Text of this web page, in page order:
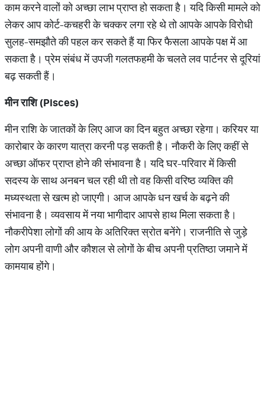
काम करने वालों को अच्छा लाभ प्राप्त हो सकता है। यदि किसी मामले को
लेकर आप कोर्ट-कचहरी के चक्कर लगा रहे थे तो आपके आपके विरोधी
सुलह-समझौते की पहल कर सकते हैं या फिर फैसला आपके पक्ष में आ
सकता है। प्रेम संबंध में उपजी गलतफहमी के चलते लव पार्टनर से दूरियां
बढ़ सकती हैं।
मीन राशि (Pisces)
मीन राशि के जातकों के लिए आज का दिन बहुत अच्छा रहेगा। करियर या
कारोबार के कारण यात्रा करनी पड़ सकती है। नौकरी के लिए कहीं से
अच्छा ऑफर प्राप्त होने की संभावना है। यदि घर-परिवार में किसी
सदस्य के साथ अनबन चल रही थी तो वह किसी वरिष्ठ व्यक्ति की
मध्यस्थता से खत्म हो जाएगी। आज आपके धन खर्च के बढ़ने की
संभावना है। व्यवसाय में नया भागीदार आपसे हाथ मिला सकता है।
नौकरीपेशा लोगों की आय के अतिरिक्त स्रोत बनेंगे। राजनीति से जुड़े
लोग अपनी वाणी और कौशल से लोगों के बीच अपनी प्रतिष्ठा जमाने में
कामयाब होंगे।